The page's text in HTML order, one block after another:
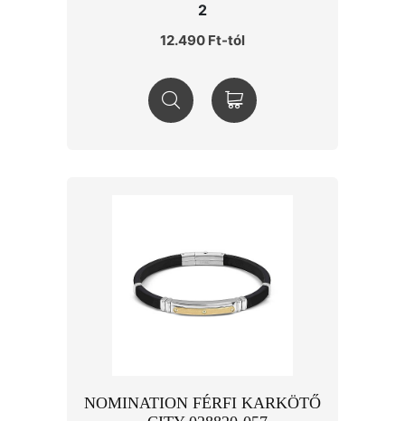
2
12.490 Ft-tól
NOMINATION FÉRFI KARKÖTŐ